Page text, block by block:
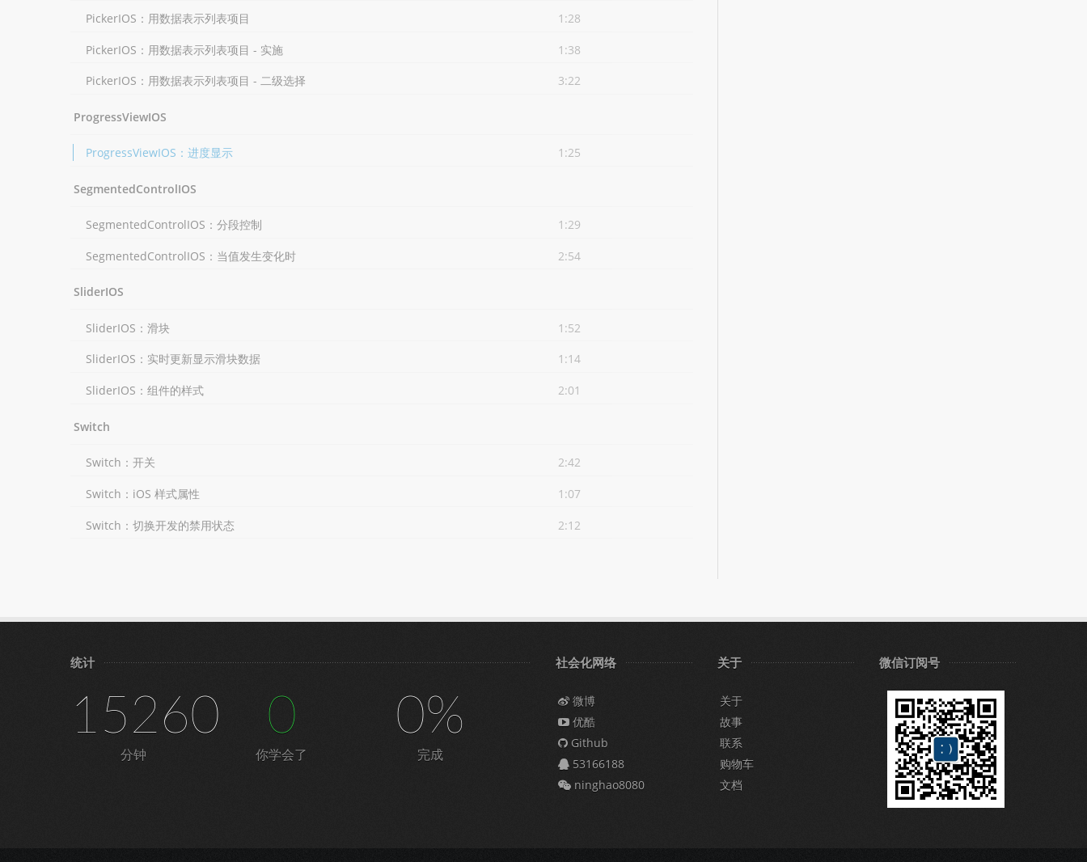
PickerIOS：用数据表示列表项目 1:28
PickerIOS：用数据表示列表项目 - 实施 1:38
PickerIOS：用数据表示列表项目 - 二级选择 3:22
ProgressViewIOS
ProgressViewIOS：进度显示 1:25
SegmentedControlIOS
SegmentedControlIOS：分段控制 1:29
SegmentedControlIOS：当值发生变化时 2:54
SliderIOS
SliderIOS：滑块 1:52
SliderIOS：实时更新显示滑块数据 1:14
SliderIOS：组件的样式 2:01
Switch
Switch：开关 2:42
Switch：iOS 样式属性 1:07
Switch：切换开发的禁用状态 2:12
统计
15260
分钟
0
你学会了
0%
完成
社会化网络
微博
优酷
Github
53166188
ninghao8080
关于
关于
故事
联系
购物车
文档
微信订阅号